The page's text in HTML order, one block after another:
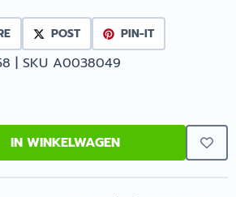
POST PIN-IT
| SKU A0038049
IN WINKELWAGEN